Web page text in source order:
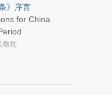
》序言
for China
敬琏